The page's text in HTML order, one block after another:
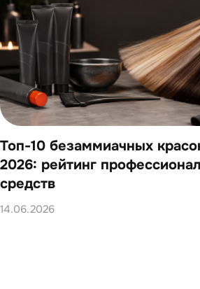
Топ-10 безаммиачных
2026: рейтинг
средств
14.06.2026